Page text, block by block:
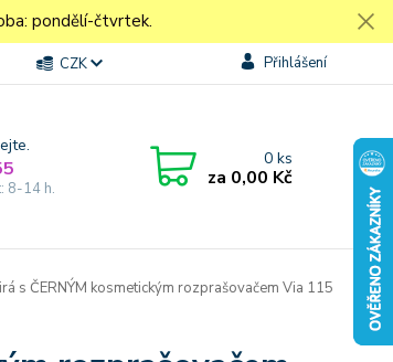
pondělí-čtvrtek.
CZK Přihlášení
8-14 h.
0ks
za 0,00 Kč
s ČERNÝM kosmetickým rozprašovačem Via 115